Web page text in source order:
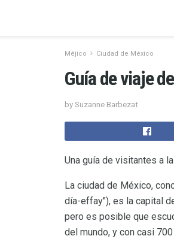
Méjico Ciudad de México
Guía de viaje
by Suzanne Barbezat
Una guía de visitantes a
La ciudad de México,
día-effay"), es la capital
pero es posible que
del mundo, y con casi